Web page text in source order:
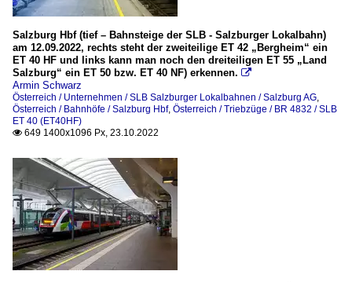
Salzburg Hbf (tief – Bahnsteige der SLB - Salzburger Lokalbahn)
am 12.09.2022, rechts steht der zweiteilige ET 42 „Bergheim“ ein
ET 40 HF und links kann man noch den dreiteiligen ET 55 „Land
Salzburg“ ein ET 50 bzw. ET 40 NF) erkennen. 
Armin Schwarz
Österreich / Unternehmen / SLB Salzburger Lokalbahnen / Salzburg AG,
Österreich / Bahnhöfe / Salzburg Hbf, Österreich / Triebzüge / BR 4832 / SLB
ET 40 (ET40HF)
 649 1400x1096 Px, 23.10.2022